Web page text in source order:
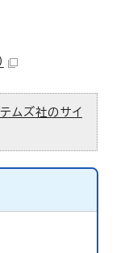
ムズ社のサイ